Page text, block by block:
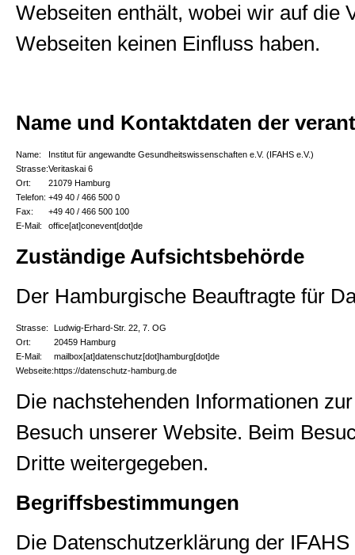
Webseiten enthält, wobei wir auf die
Webseiten keinen Einfluss haben.
Name und Kontaktdaten der
Name:
Institut für angewandte Gesundheitswissenschaften e.V. (IFAHS e.V.)
Strasse:Veritaskai 6
Ort:
21079 Hamburg
Telefon: +49 40 / 466 500 0
Fax:
+49 40 / 466 500 100
E-Mail:
office[at]conevent[dot]de
Zuständige Aufsichtsbehörde
Der Hamburgische Beauftragte für
Strasse:
Ludwig-Erhard-Str. 22, 7. OG
Ort:
20459 Hamburg
E-Mail:
mailbox[at]datenschutz[dot]hamburg[dot]de
Webseite:https://datenschutz-hamburg.de
Die nachstehenden Informationen
Besuch unserer Website. Beim
Dritte weitergegeben.
Begriffsbestimmungen
Die Datenschutzerklärung der